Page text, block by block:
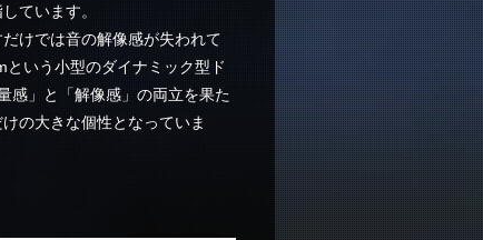
ています。
けでは音の解像感が失われて
という小型のダイナミック型ド
感」と「解像感」の両立を果た
の大きな個性となっていま